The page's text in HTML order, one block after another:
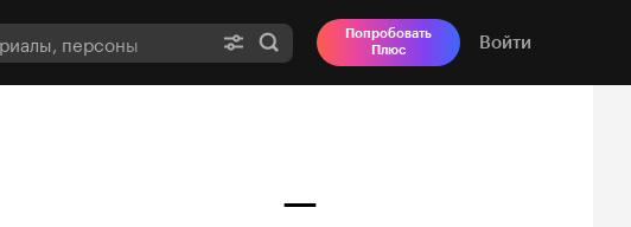
Попробовать
Плюс
Войти
—